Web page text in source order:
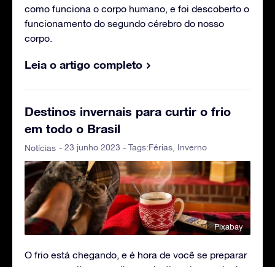
como funciona o corpo humano, e foi descoberto o
funcionamento do segundo cérebro do nosso
corpo.
Leia o artigo completo
Destinos invernais para curtir o frio
em todo o Brasil
Notícias - 23 junho 2023 - Tags:Férias Inverno
Pixabay
O frio está chegando, e é hora de você se preparar